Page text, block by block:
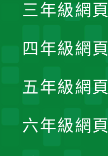
三年級網頁
四年級網頁
五年級網頁
六年級網頁